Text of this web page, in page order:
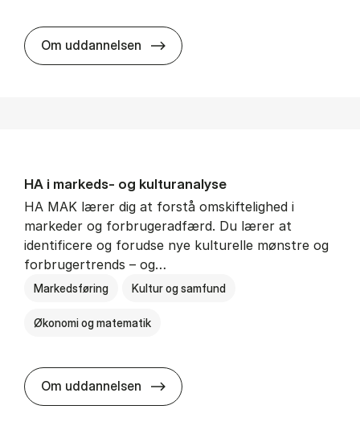
Om uddannelsen HA al­men erhvervs­økonomi
HA i mar­keds- og kul­tu­r­a­na­ly­se
HA MAK lærer dig at forstå omskiftelighed i
markeder og forbrugeradfærd. Du lærer at
identificere og forudse nye kulturelle mønstre og
forbrugertrends – og…
Markedsføring Kultur og samfund
Økonomi og matematik
Om uddannelsen HA i mar­keds- og kul­tu­r­a­na­ly­se